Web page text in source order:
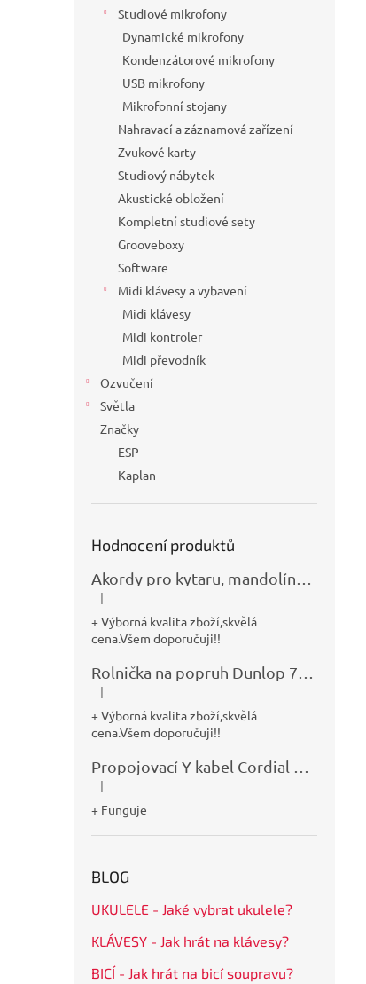
Studiové mikrofony
Dynamické mikrofony
Kondenzátorové mikrofony
USB mikrofony
Mikrofonní stojany
Nahravací a záznamová zařízení
Zvukové karty
Studiový nábytek
Akustické obložení
Kompletní studiové sety
Grooveboxy
Software
Midi klávesy a vybavení
Midi klávesy
Midi kontroler
Midi převodník
Ozvučení
Světla
Značky
ESP
Kaplan
Hodnocení produktů
Hodnocení produktu je 5 z 5 hvězdiček.
|
+ Výborná kvalita zboží,skvělá
cena.Všem doporučuji!!
Hodnocení produktu je 5 z 5 hvězdiček.
|
+ Výborná kvalita zboží,skvělá
cena.Všem doporučuji!!
Hodnocení produktu je 5 z 5 hvězdiček.
|
+ Funguje
BLOG
UKULELE - Jaké vybrat ukulele?
KLÁVESY - Jak hrát na klávesy?
BICÍ - Jak hrát na bicí soupravu?